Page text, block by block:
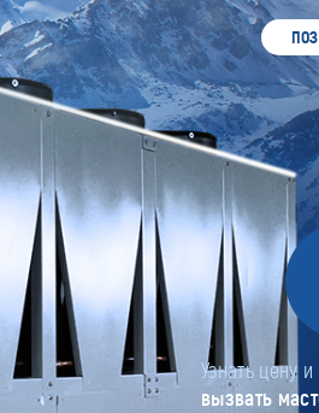
Узнать цену и
вызвать